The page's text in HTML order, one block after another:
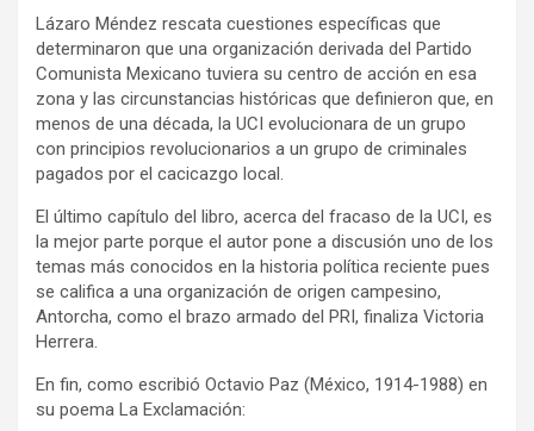
Lázaro Méndez rescata cuestiones específicas que
determinaron que una organización derivada del Partido
Comunista Mexicano tuviera su centro de acción en esa
zona y las circunstancias históricas que definieron que, en
menos de una década, la UCI evolucionara de un grupo
con principios revolucionarios a un grupo de criminales
pagados por el cacicazgo local.
El último capítulo del libro, acerca del fracaso de la UCI, es
la mejor parte porque el autor pone a discusión uno de los
temas más conocidos en la historia política reciente pues
se califica a una organización de origen campesino,
Antorcha, como el brazo armado del PRI, finaliza Victoria
Herrera.
En fin, como escribió Octavio Paz (México, 1914-1988) en
su poema La Exclamación: